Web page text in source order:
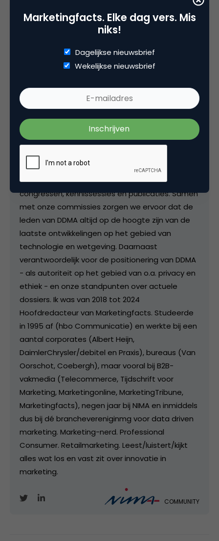
luuk ros
Team Lead Content & Community bij
Bij DDMA verantwoordelijk voor het aansturen van
het team dat het kennisaanbod van onze
vereniging samenstelt, met een mix van
congressen, kennissessies en publicaties. Samen
met onze commissies zorgen we ervoor dat de
leden van DDMA altijd op de hoogte zijn van de
laatste ontwikkelingen op het gebied van
technologie en wetgeving. Daarnaast
verantwoordelijk voor de positionering van DDMA
- als autoriteit op het gebied van o.a. privacy en
ethiek - en onze standpunten over actuele
dossiers. Ik was van 2018 tot 2024
Hoofdredacteur van Marketingfacts. Studeerde
in 1995 af (hbo Communicatie) en werkte bij een
aantal corporates (Albert Heijn,
DaimlerChrysler/debitel en Praxis), bureaus (Van
Oorschot, Coebergh), maar vooral bij B2B-
vakmedia (Telecommerce, Tijdschrift voor
Marketing, Marketingonline, MarketingTribune,
Marketingfacts), negen jaar bij NIMA en inmiddels
dus bij dé branchevereniginmg voor data driven
marketing. Marketing-nerd. Professional
Consumer. Retailmarketing. Leest/luistert/kijkt
alles wat los en vast zit over innovatie in
marketing.
COMMUNITY
Marketingfacts. Elke dag vers. Mis
niks!
Dagelijkse nieuwsbrief
Wekelijkse nieuwsbrief